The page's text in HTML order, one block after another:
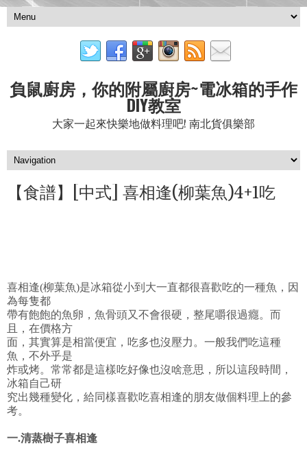
負鼠廚房，你的附屬廚房~電冰箱的手作
DIY教室
大家一起來快樂地做料理吧! 南北貨俱樂部
【食譜】[中式] 喜相逢(柳葉魚)4+1吃
喜相逢(柳葉魚)是冰箱從小到大一直都很喜歡吃的一種魚，因
為每隻都
帶有飽飽的魚卵，魚骨頭又不會很硬，整尾嚼很過癮。而
且，在價格方
面，其實算是相當便宜，吃多也沒壓力。一般我們吃這種
魚，不外乎是
炸或烤。常常都是這樣吃好像也沒啥意思，所以這段時間，
冰箱自己研
究出幾種變化，給同樣喜歡吃喜相逢的朋友做個料理上的參
考。
一.清蒸樹子喜相逢